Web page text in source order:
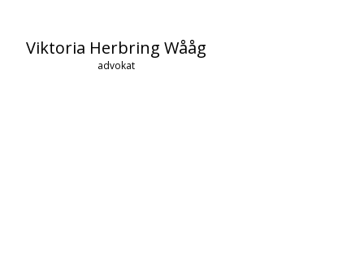
Viktoria Herbring Wååg
advokat